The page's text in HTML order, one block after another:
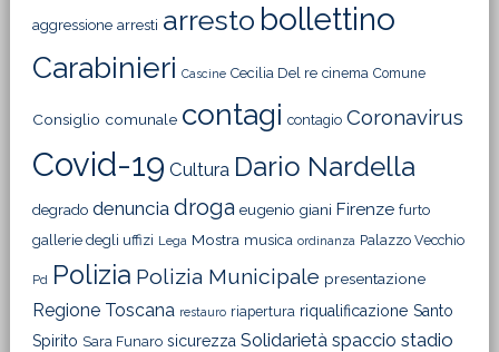
aggressione arresti arresto bollettino
Carabinieri Cascine Cecilia Del re cinema Comune
Consiglio comunale contagi contagio Coronavirus
Covid-19 Cultura Dario Nardella
degrado denuncia droga eugenio giani Firenze furto
gallerie degli uffizi Lega Mostra musica ordinanza Palazzo Vecchio
Pd Polizia Polizia Municipale presentazione
Regione Toscana restauro riapertura riqualificazione Santo
Spirito Sara Funaro sicurezza Solidarietà spaccio stadio